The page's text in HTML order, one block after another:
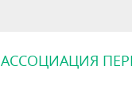
АССОЦИАЦИЯ